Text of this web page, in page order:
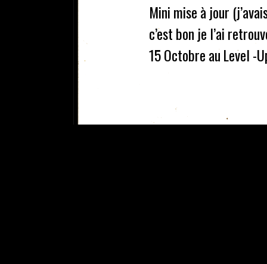
Mini mise à jour
c’est bon je l’ai
15 Octobre au Level -